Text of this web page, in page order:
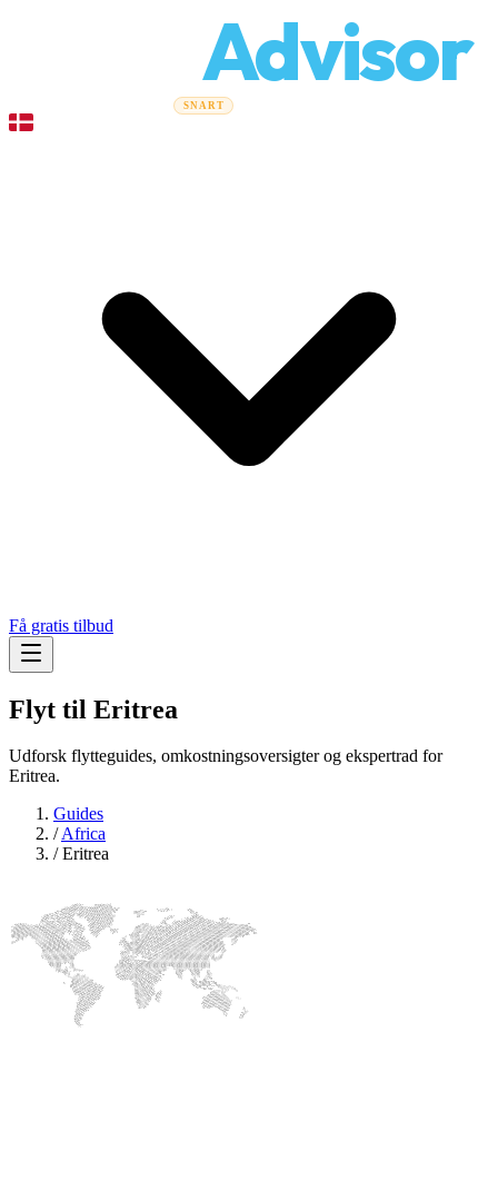
Advisor
Flyttefirmaer SNART
Få gratis tilbud
Flyt til Eritrea
Udforsk flytteguides, omkostningsoversigter og ekspertrad for
Eritrea.
Guides
/Africa
/Eritrea